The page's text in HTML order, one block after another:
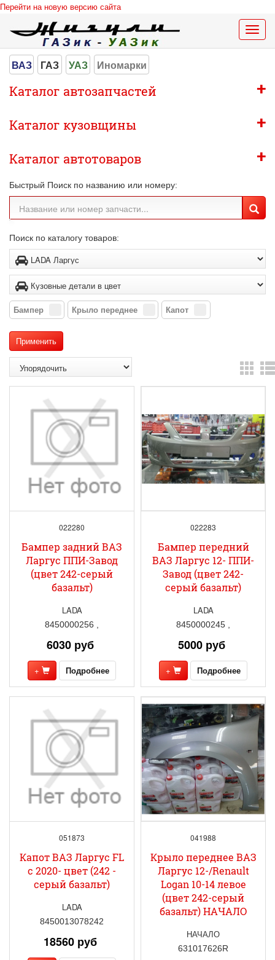
Перейти на новую версию сайта
Меню
ВАЗ ГАЗ УАЗ Иномарки
Каталог автозапчастей +
Каталог кузовщины +
Каталог автотоваров +
Быстрый Поиск по названию или номеру:
Поиск по каталогу товаров:
Бампер Крыло переднее Капот
022280
Бампер задний ВАЗ
Ларгус ППИ-Завод
(цвет 242-серый
базальт)
LADA
8450000256 ,
6030 руб
+ Подробнее
022283
Бампер передний
ВАЗ Ларгус 12- ППИ-
Завод (цвет 242-
серый базальт)
LADA
8450000245 ,
5000 руб
+ Подробнее
051873
Капот ВАЗ Ларгус FL
с 2020- цвет (242 -
серый базальт)
LADA
8450013078242
18560 руб
041988
Крыло переднее ВАЗ
Ларгус 12-/Renault
Logan 10-14 левое
(цвет 242-серый
базальт) НАЧАЛО
НАЧАЛО
631017626R